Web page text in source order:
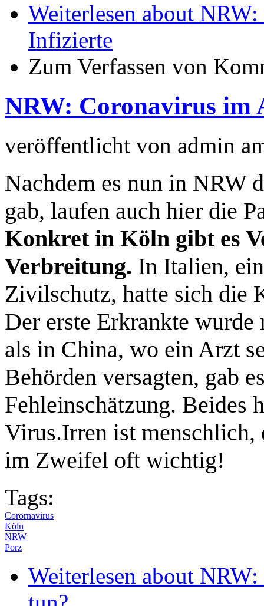
Weiterlesen about
Infizierte
Zum Verfassen von
NRW: Coronavirus im
veröffentlicht von admin
Nachdem es nun in NRW
gab, laufen auch hier die
Konkret in Köln gibt es
Verbreitung. In Italien,
Zivilschutz, hatte sich die
Der erste Erkrankte
als in China, wo ein Arzt
Behörden versagten, gab
Fehleinschätzung. Beides
Virus.Irren ist
im Zweifel oft wichtig!
Tags:
Corornavirus
Köln
NRW
Porz
Weiterlesen about